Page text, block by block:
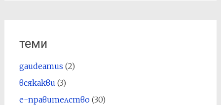
теми
gaudeamus (2)
всякакви (3)
е-правителство(30)